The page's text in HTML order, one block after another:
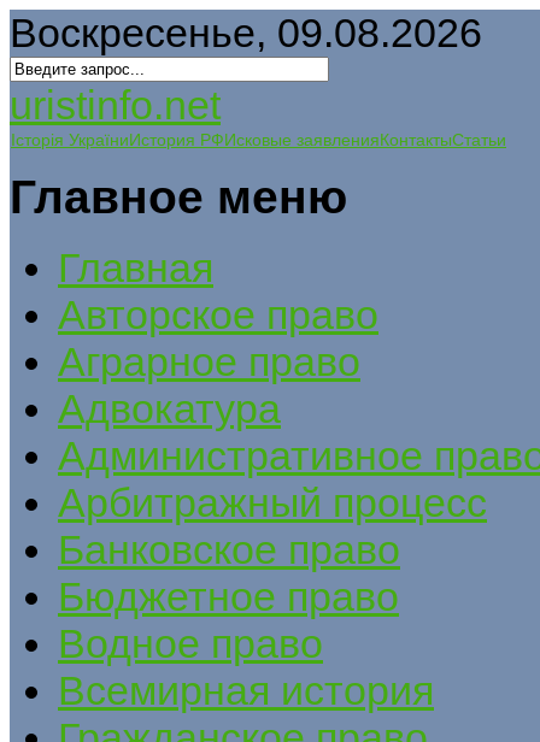
Воскресенье, 09.08.2026
uristinfo.net
Історія УкраїниИстория РФИсковые заявленияКонтактыСтатьи
Главное меню
Главная
Авторское право
Аграрное право
Адвокатура
Административное
Арбитражный процесс
Банковское право
Бюджетное право
Водное право
Всемирная история